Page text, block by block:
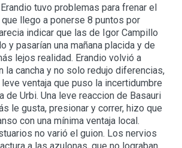
tuvo problemas para frenar el
llego a ponerse 8 puntos por
indicar que las de Igor Campillo
y pasarían una mañana placida y de
lejos realidad. Erandio volvió a
la cancha y no solo redujo diferencias,
ventaja que puso la incertidumbre
de Urbi. Una leve reaccion de Basauri
le gusta, presionar y correr, hizo que
con una mínima ventaja local.
no varió el guion. Los nervios